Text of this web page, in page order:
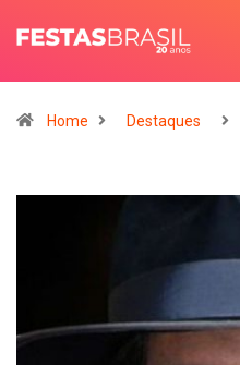
Home Destaques